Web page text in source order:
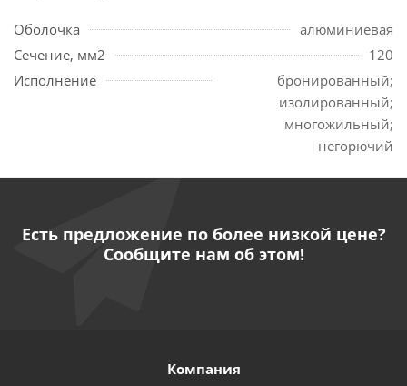
Оболочка
алюминиевая
Сечение, мм2
120
Исполнение
бронированный;
изолированный;
многожильный;
негорючий
Есть предложение по более низкой цене?
Сообщите нам об этом!
Компания